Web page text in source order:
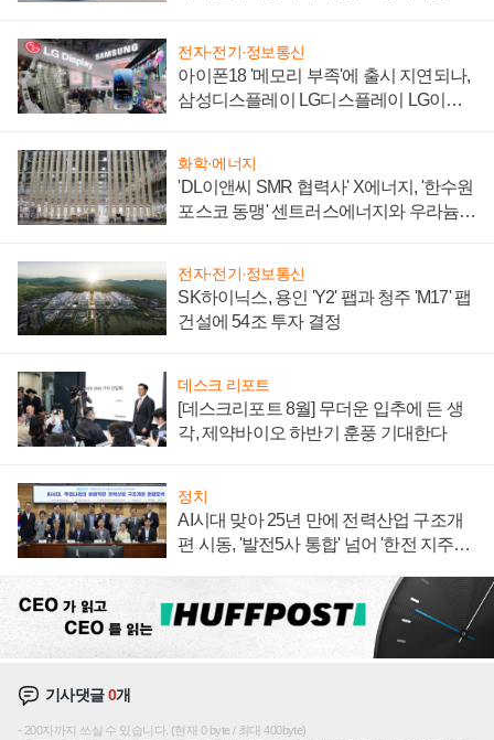
전자·전기·정보통신
아이폰18 '메모리 부족'에 출시 지연되나,
삼성디스플레이 LG디스플레이 LG이노
화학·에너지
'DL이앤씨 SMR 협력사' X에너지, '한수원
포스코 동맹' 센트러스에너지와 우라늄
전자·전기·정보통신
SK하이닉스, 용인 'Y2' 팹과 청주 'M17' 팹
건설에 54조 투자 결정
데스크 리포트
[데스크리포트 8월] 무더운 입추에 든 생
각, 제약바이오 하반기 훈풍 기대한다
정치
AI시대 맞아 25년 만에 전력산업 구조개
편 시동, '발전5사 통합' 넘어 '한전 지주사'
기사댓글0개
200자까지 쓰실 수 있습니다. (현재 0 byte / 최대 400byte)